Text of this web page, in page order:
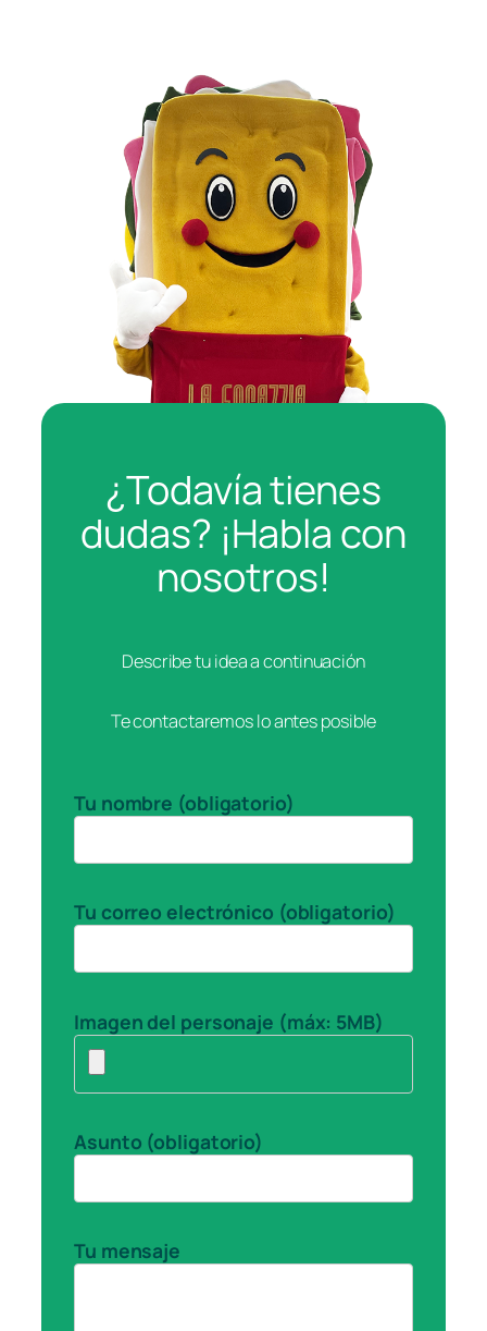
¿Todavía tienes
dudas? ¡Habla con
nosotros!
Describe tu idea a continuación
Te contactaremos lo antes posible
Tu nombre (obligatorio)
Tu correo electrónico (obligatorio)
Imagen del personaje (máx: 5MB)
Asunto (obligatorio)
Tu mensaje